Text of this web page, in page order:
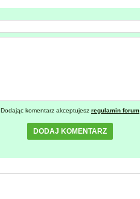
Dodając komentarz akceptujesz regulamin forum
DODAJ KOMENTARZ